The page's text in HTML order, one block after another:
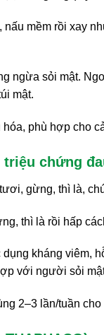
nấu mềm rồi xay
ngừa sỏi mật.
mật.
phù hợp cho
triệu chứng
gừng, thì là,
thì là rồi hấp
kháng viêm,
với người sỏi
2–3 lần/tuần